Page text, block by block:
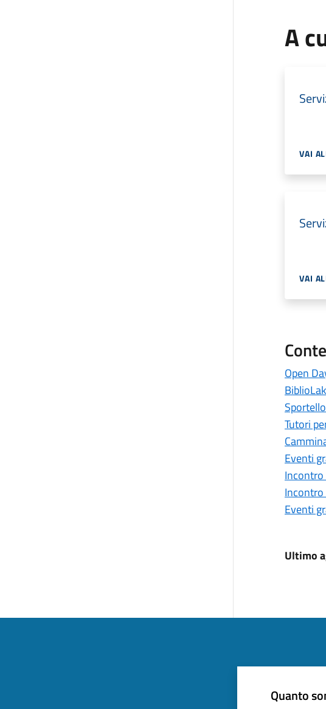
A
VAI
VAI
Open
Tutori
Eventi
Eventi
Ultimo
Quanto